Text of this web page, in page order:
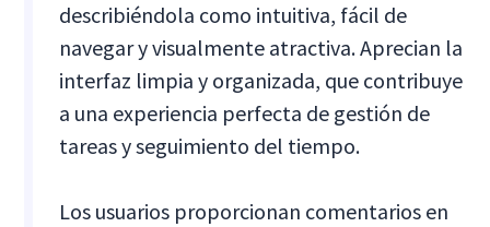
describiéndola como intuitiva, fácil de
navegar y visualmente atractiva. Aprecian la
interfaz limpia y organizada, que contribuye
a una experiencia perfecta de gestión de
tareas y seguimiento del tiempo.
Los usuarios proporcionan comentarios en